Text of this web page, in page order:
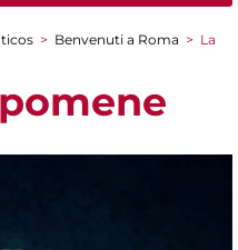
> Benvenuti a Roma > La